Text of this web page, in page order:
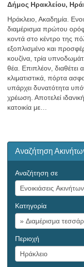
Δήμος Ηρακλείου,
Ηράκλειο, Ακαδημία.
διαμέρισμα πρώτου
κοντά στο κέντρο της
εξοπλισμένο και
κουζίνα, τρία
θέα. Επιπλέον, διαθέτει
κλιματιστικά, πόρτα
υπάρχει δυνατότητα
χρέωση. Αποτελεί
κατοικία με…
Αναζήτηση
Αναζήτηση σε
Κατηγορία
Περιοχή